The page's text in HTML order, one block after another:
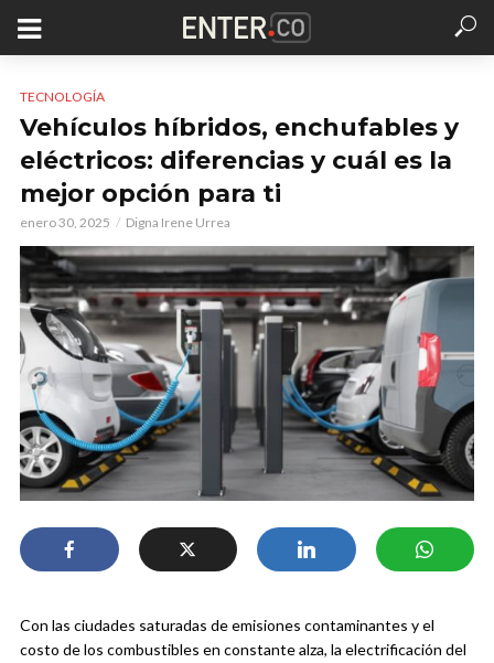
TECNOLOGÍA
Vehículos híbridos, enchufables y
eléctricos: diferencias y cuál es la
mejor opción para ti
enero 30, 2025 Digna Irene Urrea
Con las ciudades saturadas de emisiones contaminantes y el
costo de los combustibles en constante alza, la electrificación del